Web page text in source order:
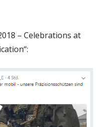
– Celebrations at